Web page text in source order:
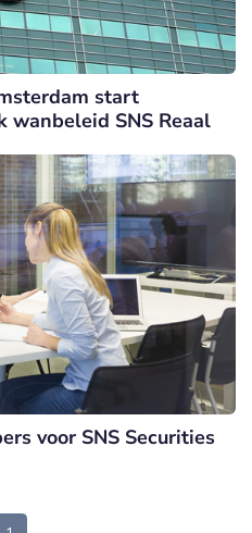
start
wanbeleid SNS Reaal
voor SNS Securities